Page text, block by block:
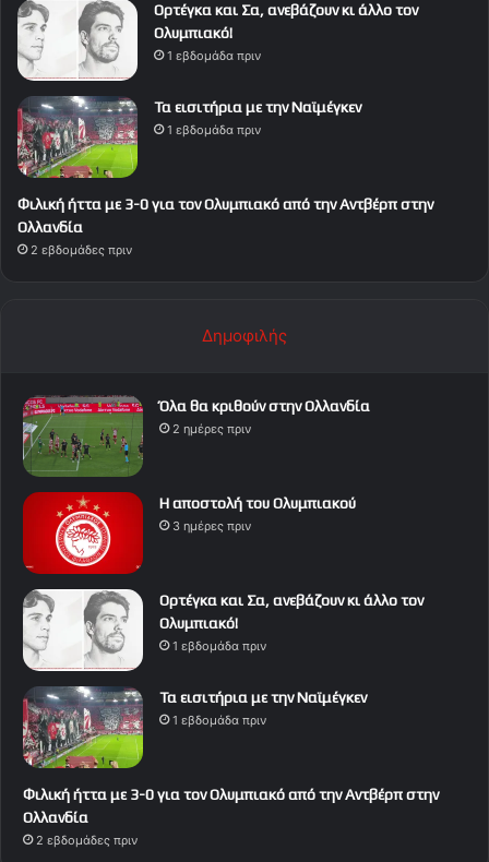
Ορτέγκα και Σα, ανεβάζουν κι άλλο τον
Ολυμπιακό!
1 εβδομάδα πριν
Τα εισιτήρια με την Ναϊμέγκεν
1 εβδομάδα πριν
Φιλική ήττα με 3-0 για τον Ολυμπιακό από την Αντβέρπ στην
Ολλανδία
2 εβδομάδες πριν
Δημοφιλής
Όλα θα κριθούν στην Ολλανδία
2 ημέρες πριν
Η αποστολή του Ολυμπιακού
3 ημέρες πριν
Ορτέγκα και Σα, ανεβάζουν κι άλλο τον
Ολυμπιακό!
1 εβδομάδα πριν
Τα εισιτήρια με την Ναϊμέγκεν
1 εβδομάδα πριν
Φιλική ήττα με 3-0 για τον Ολυμπιακό από την Αντβέρπ στην
Ολλανδία
2 εβδομάδες πριν